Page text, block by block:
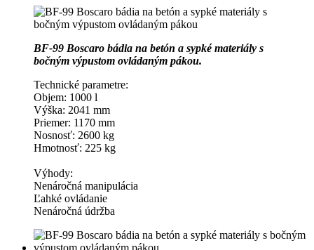
BF-99 Boscaro bádia na betón a sypké materiály s
bočným výpustom ovládaným pákou.
Technické parametre:
Objem: 1000 l
Výška: 2041 mm
Priemer: 1170 mm
Nosnosť: 2600 kg
Hmotnosť: 225 kg
Výhody:
Nenáročná manipulácia
Ľahké ovládanie
Nenáročná údržba